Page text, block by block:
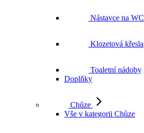
Nástavce na WC
Klozetová křesla
Toaletní nádoby
Doplňky
Chůze
Vše v kategorii Chůze